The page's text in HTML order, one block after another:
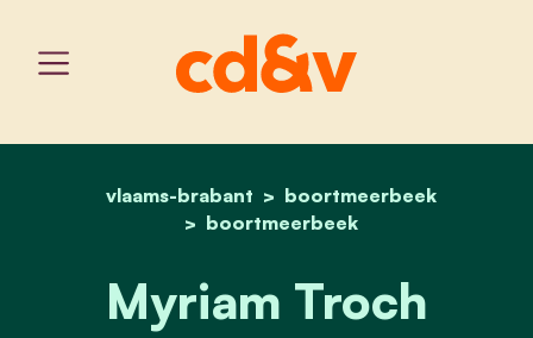
home
vlaams-brabant
boortmeerbeek
boortmeerbeek
myriam troch
Myriam Troch